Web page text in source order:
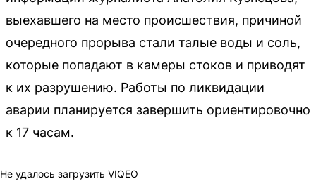
выехавшего на место происшествия, причиной
очередного прорыва стали талые воды и соль,
которые попадают в камеры стоков и приводят
к их разрушению. Работы по ликвидации
аварии планируется завершить ориентировочно
к 17 часам.
Не удалось загрузить VIQEO